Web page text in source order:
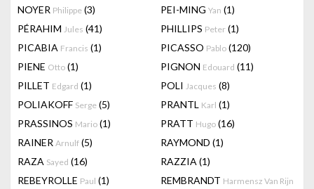
NOYER Philippe (3) PEI-MING Yan (1)
PÉRAHIM Jules (41) PHILLIPS Peter (1)
PICABIA Francis (1) PICASSO Pablo (120)
PIENE Otto (1) PIGNON Edouard (11)
PILLET Edgard (1) POLI Jacques (8)
POLIAKOFF Serge (5) PRANTL Karl (1)
PRASSINOS Mario (1) PRATT Hugo (16)
RAINER Arnulf (5) RAYMOND (1)
RAZA Sayed (16) RAZZIA (1)
REBEYROLLE Paul (1) REMBRANDT Harmensz Van Rijn